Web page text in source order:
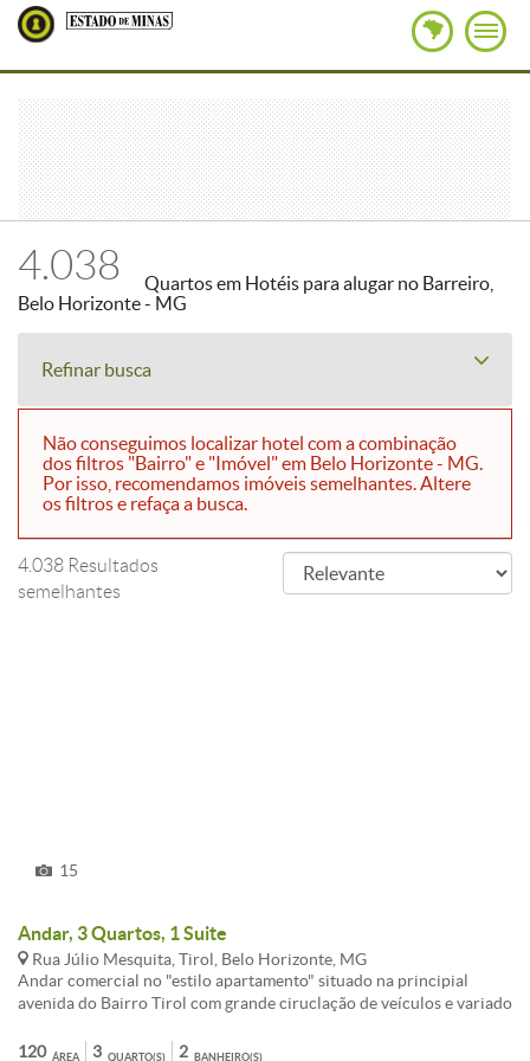
4.038
Quartos em Hotéis para alugar no Barreiro,
Belo Horizonte - MG
Refinar busca
Não conseguimos localizar hotel com a combinação
dos filtros "Bairro" e "Imóvel" em Belo Horizonte - MG.
Por isso, recomendamos imóveis semelhantes. Altere
os filtros e refaça a busca.
4.038 Resultados
semelhantes
15
Andar, 3 Quartos, 1 Suite
Rua Júlio Mesquita, Tirol, Belo Horizonte, MG
Andar comercial no "estilo apartamento" situado na principial
avenida do Bairro Tirol com grande ciruclação de veículos e variado
pavimentos, sendo: 1(primeiro): sala, 02 quartos, banheiro social,
ÁREA
120 QUARTO(S)
3 BANHEIRO(S)
2